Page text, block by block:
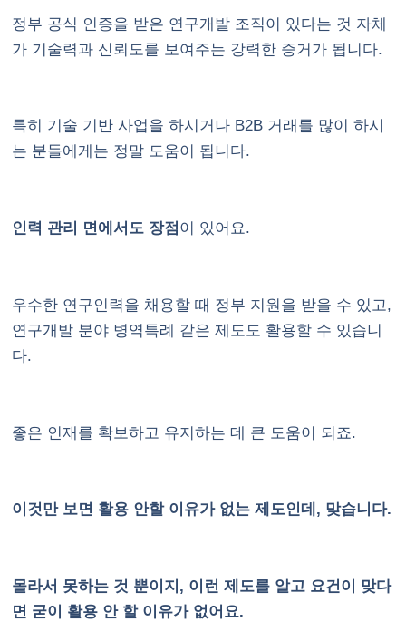
정부 공식 인증을 받은 연구개발 조직이 있다는 것 자체
가 기술력과 신뢰도를 보여주는 강력한 증거가 됩니다.
특히 기술 기반 사업을 하시거나 B2B 거래를 많이 하시
는 분들에게는 정말 도움이 됩니다.
인력 관리 면에서도 장점 이 있어요.
우수한 연구인력을 채용할 때 정부 지원을 받을 수 있고,
연구개발 분야 병역특례 같은 제도도 활용할 수 있습니
다.
좋은 인재를 확보하고 유지하는 데 큰 도움이 되죠.
이것만 보면 활용 안할 이유가 없는 제도인데, 맞습니다.
몰라서 못하는 것 뿐이지, 이런 제도를 알고 요건이 맞다
면 굳이 활용 안 할 이유가 없어요.